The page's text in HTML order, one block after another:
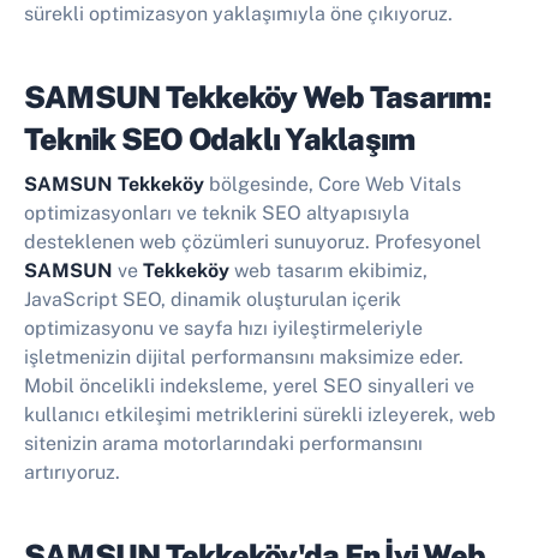
sürekli optimizasyon yaklaşımıyla öne çıkıyoruz.
SAMSUN Tekkeköy Web Tasarım:
Teknik SEO Odaklı Yaklaşım
SAMSUN Tekkeköy bölgesinde, Core Web Vitals
optimizasyonları ve teknik SEO altyapısıyla
desteklenen web çözümleri sunuyoruz. Profesyonel
SAMSUN ve Tekkeköy web tasarım ekibimiz,
JavaScript SEO, dinamik oluşturulan içerik
optimizasyonu ve sayfa hızı iyileştirmeleriyle
işletmenizin dijital performansını maksimize eder.
Mobil öncelikli indeksleme, yerel SEO sinyalleri ve
kullanıcı etkileşimi metriklerini sürekli izleyerek, web
sitenizin arama motorlarındaki performansını
artırıyoruz.